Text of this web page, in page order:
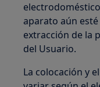
aparato aún
extracción de la
del Usuario.
La colocación y